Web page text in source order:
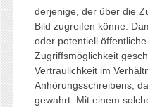
derjenige, der über die
Bild zugreifen könne.
oder potentiell öffentliche
Zugriffsmöglichkeit
Vertraulichkeit im
Anhörungsschreibens,
gewahrt. Mit einem